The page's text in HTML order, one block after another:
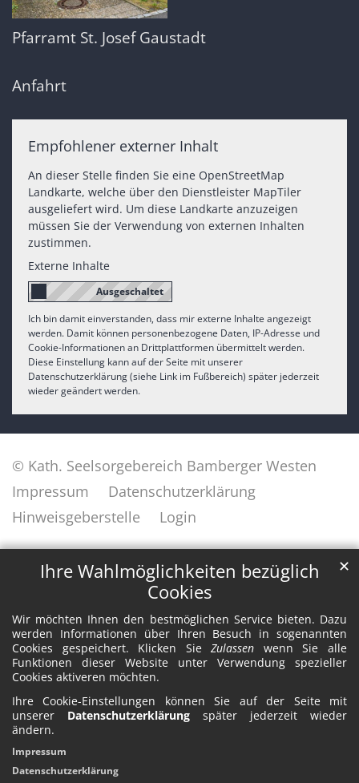
Ihre Wahlmöglichkeiten bezüglich
Cookies
Wir möchten Ihnen den bestmöglichen Service bieten. Dazu
werden Informationen über Ihren Besuch in sogenannten
Cookies gespeichert. Klicken SieZulassen wenn Sie alle
Funktionen dieser Website unter Verwendung spezieller
Cookies aktiveren möchten.
Ihre Cookie-Einstellungen können Sie auf der Seite mit
unserer Datenschutzerklärung später jederzeit wieder
ändern.
✕
Impressum
Datenschutzerklärung
Pfarramt St. Josef Gaustadt
Anfahrt
Empfohlener externer Inhalt
An dieser Stelle finden Sie eine OpenStreetMap
Landkarte, welche über den Dienstleister MapTiler
ausgeliefert wird. Um diese Landkarte anzuzeigen
müssen Sie der Verwendung von externen Inhalten
zustimmen.
Externe Inhalte
Ich bin damit einverstanden, dass mir externe Inhalte angezeigt
werden. Damit können personenbezogene Daten, IP-Adresse und
Cookie-Informationen an Drittplattformen übermittelt werden.
Diese Einstellung kann auf der Seite mit unserer
Datenschutzerklärung (siehe Link im Fußbereich) später jederzeit
wieder geändert werden.
© Kath. Seelsorgebereich Bamberger Westen
Impressum
Datenschutzerklärung
Hinweisgeberstelle
Login